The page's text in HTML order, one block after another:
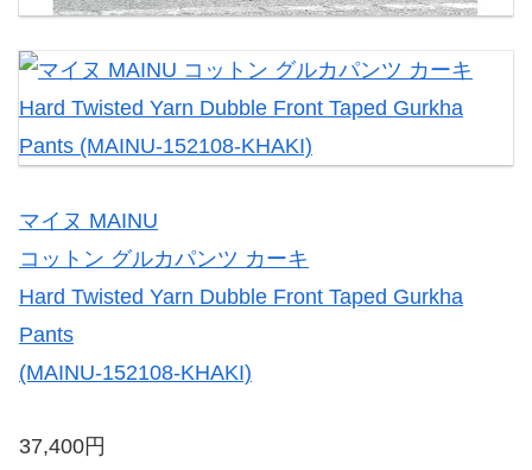
マイヌ MAINU
コットン グルカパンツ カーキ
Hard Twisted Yarn Dubble Front Taped Gurkha
Pants
(MAINU-152108-KHAKI)
37,400円